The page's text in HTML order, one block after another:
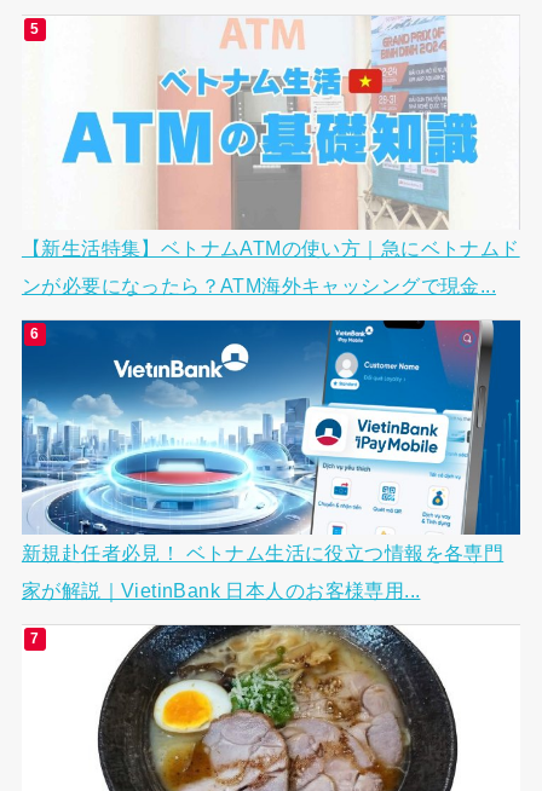
【新生活特集】ベトナムATMの使い方｜急にベトナムド
ンが必要になったら？ATM海外キャッシングで現金...
新規赴任者必見！ ベトナム生活に役立つ情報を各専門
家が解説｜VietinBank 日本人のお客様専用...